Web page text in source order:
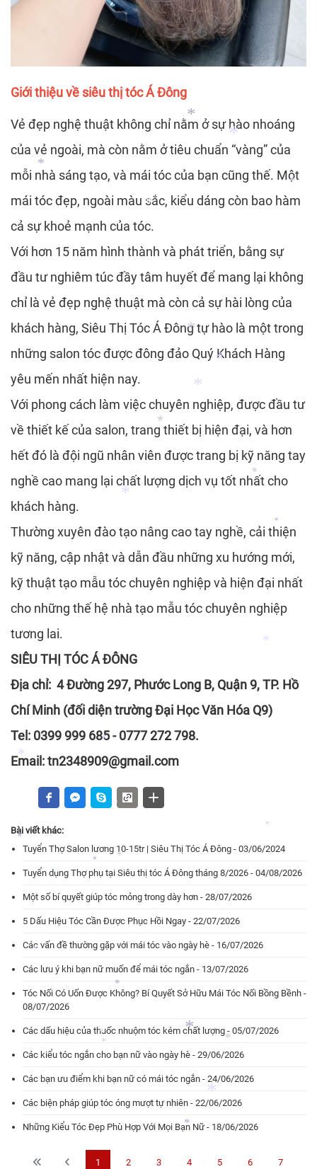
*
*
*
*
*
*
*
*
*
*
*
*
*
*
*
*
*
*
*
*
*
*
Giới thiệu về siêu thị tóc Á Đông
Vẻ đẹp nghệ thuật không chỉ nằm ở sự hào nhoáng
của vẻ ngoài, mà còn nằm ở tiêu chuẩn “vàng” của
mỗi nhà sáng tạo, và mái tóc của bạn cũng thế. Một
mái tóc đẹp, ngoài màu sắc, kiểu dáng còn bao hàm
cả sự khoẻ mạnh của tóc.
Với hơn 15 năm hình thành và phát triển, bằng sự
đầu tư nghiêm túc đầy tâm huyết để mang lại không
chỉ là vẻ đẹp nghệ thuật mà còn cả sự hài lòng của
khách hàng, Siêu Thị Tóc Á Đông tự hào là một trong
những salon tóc được đông đảo Quý Khách Hàng
yêu mến nhất hiện nay.
Với phong cách làm việc chuyên nghiệp, được đầu tư
về thiết kế của salon, trang thiết bị hiện đại, và hơn
hết đó là đội ngũ nhân viên được trang bị kỹ năng tay
nghề cao mang lại chất lượng dịch vụ tốt nhất cho
khách hàng.
Thường xuyên đào tạo nâng cao tay nghề, cải thiện
kỹ năng, cập nhật và dẫn đầu những xu hướng mới,
kỹ thuật tạo mẫu tóc chuyên nghiệp và hiện đại nhất
cho những thế hệ nhà tạo mẫu tóc chuyên nghiệp
tương lai.
SIÊU THỊ TÓC Á ĐÔNG
Địa chỉ: 4 Đường 297, Phước Long B, Quận 9, TP. Hồ
Chí Minh (đối diện trường Đại Học Văn Hóa Q9)
Tel: 0399 999 685 - 0777 272 798.
Email: tn2348909@gmail.com
Bài viết khác:
Tuyển Thợ Salon lương 10-15tr | Siêu Thị Tóc Á Đông - 03/06/2024
Tuyển dụng Thợ phụ tại Siêu thị tóc Á Đông tháng 8/2026 - 04/08/2026
Một số bí quyết giúp tóc mỏng trong dày hơn - 28/07/2026
5 Dấu Hiệu Tóc Cần Được Phục Hồi Ngay - 22/07/2026
Các vấn đề thường gặp với mái tóc vào ngày hè - 16/07/2026
Các lưu ý khi bạn nữ muốn để mái tóc ngắn - 13/07/2026
Tóc Nối Có Uốn Được Không? Bí Quyết Sở Hữu Mái Tóc Nối Bồng Bềnh -
08/07/2026
Các dấu hiệu của thuốc nhuộm tóc kém chất lượng - 05/07/2026
Các kiểu tóc ngắn cho bạn nữ vào ngày hè - 29/06/2026
Các bạn ưu điểm khi bạn nữ có mái tóc ngắn - 24/06/2026
Các biện pháp giúp tóc óng mượt tự nhiên - 22/06/2026
Những Kiểu Tóc Đẹp Phù Hợp Với Mọi Bạn Nữ - 18/06/2026
1 2 3 4 5 6 7